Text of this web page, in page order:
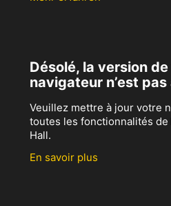
Désolé, la version
navigateur n’est pas
Veuillez mettre à jour votre
toutes les fonctionnalités
Hall.
En savoir plus